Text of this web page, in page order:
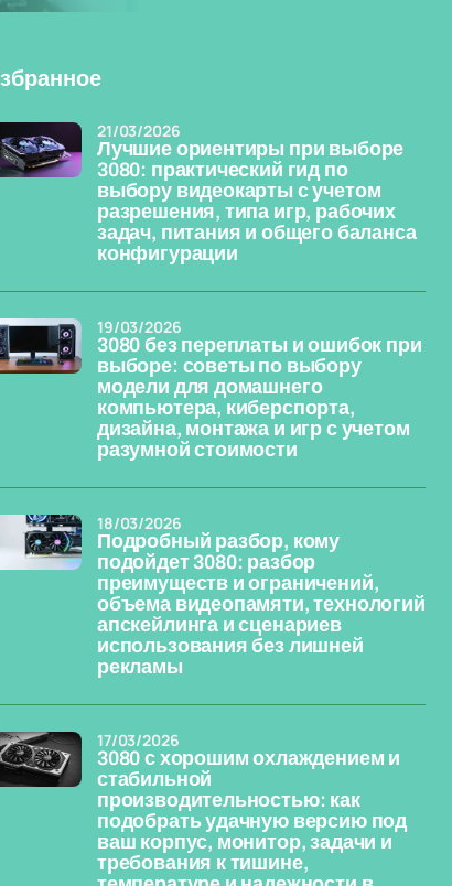
Лучшие ориентиры при выборе
3080: практический гид по
выбору видеокарты с учетом
разрешения, типа игр, рабочих
задач, питания и общего баланса
конфигурации
21/03/2026
3080 без переплаты и ошибок при
выборе: советы по выбору
модели для домашнего
компьютера, киберспорта,
дизайна, монтажа и игр с учетом
разумной стоимости
19/03/2026
Подробный разбор, кому
подойдет 3080: разбор
преимуществ и ограничений,
объема видеопамяти, технологий
апскейлинга и сценариев
использования без лишней
рекламы
18/03/2026
3080 с хорошим охлаждением и
стабильной
производительностью: как
подобрать удачную версию под
ваш корпус, монитор, задачи и
требования к тишине,
17/03/2026